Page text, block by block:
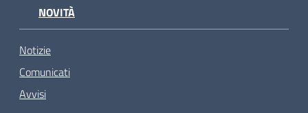
NOVITÀ
Notizie
Comunicati
Avvisi